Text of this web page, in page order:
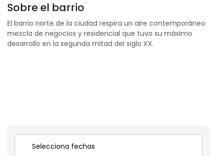
Sobre el barrio
El barrio norte de la ciudad respira un aire contemporáneo
mezcla de negocios y residencial que tuvo su máximo
desarrollo en la segunda mitad del siglo XX.